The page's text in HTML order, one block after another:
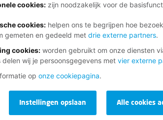
cookies:zijn noodzakelijk voor de
cookies: helpen ons te begrijpen hoe
gemeten en gedeeld met drie externe partners.
cookies: worden gebruikt om onze diensten
delen wij je persoonsgegevens met vier externe
op onze cookiepagina.
Alle cookies
Instellingen opslaan